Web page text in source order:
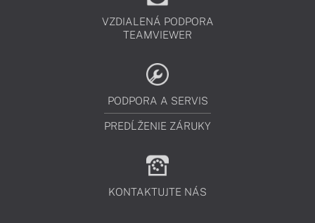
VZDIALENÁ PODPORA
TEAMVIEWER
PODPORA A SERVIS
PREDĹŽENIE ZÁRUKY
KONTAKTUJTE NÁS